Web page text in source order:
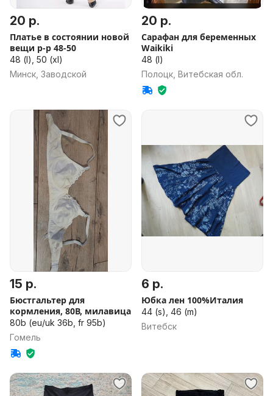
34a, fr 90a)
20 р.
Платье в состоянии новой
вещи р-р 48-50
48 (l), 50 (xl)
Минск, Заводской
20 р.
Сарафан для беременных
Waikiki
48 (l)
Полоцк, Витебская обл.
15 р.
Бюстгальтер для
кормления, 80В, милавица
80b (eu/uk 36b, fr 95b)
Гомель
6 р.
Юбка лен 100%Италия
44 (s), 46 (m)
Витебск